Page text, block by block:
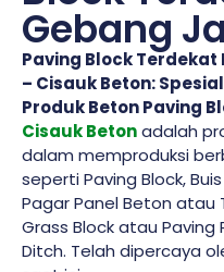
Gebang
Paving Block
– Cisauk Beton:
Produk Beton Paving
Cisauk Betonadalah
dalam memproduksi
seperti Paving Block,
Pagar Panel Beton atau
Grass Block atau
Ditch. Telah dipercaya